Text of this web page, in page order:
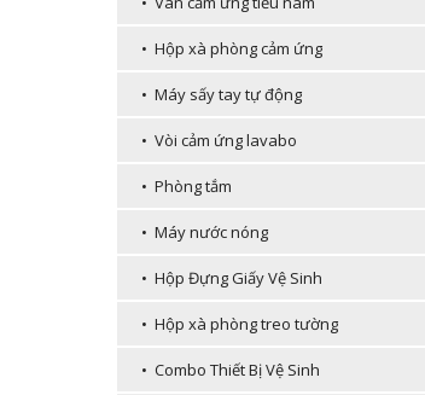
• Hộp xà phòng cảm ứng
• Máy sấy tay tự động
• Vòi cảm ứng lavabo
• Phòng tắm
• Máy nước nóng
• Hộp Đựng Giấy Vệ Sinh
• Hộp xà phòng treo tường
• Combo Thiết Bị Vệ Sinh